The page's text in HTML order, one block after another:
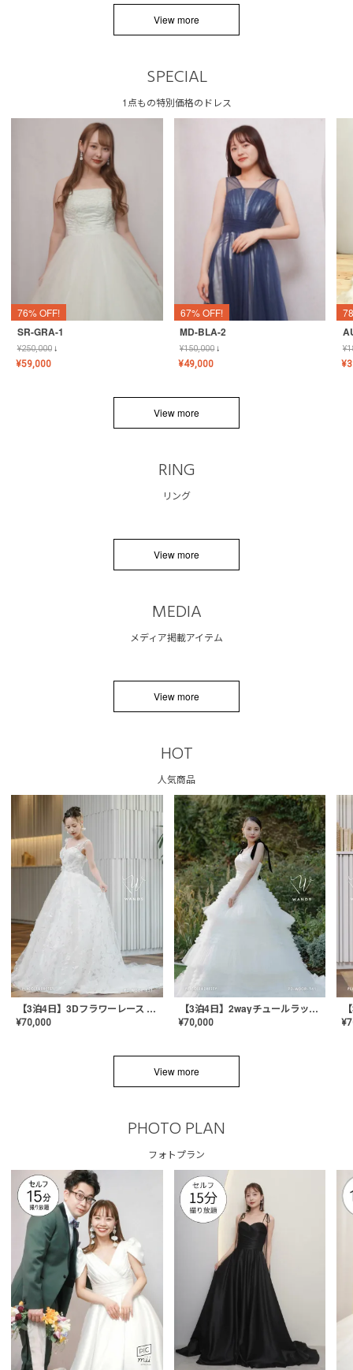
View more
SPECIAL
1点もの特別価格のドレス
76% OFF!
SR-GRA-1
¥250,000↓
¥59,000
67% OFF!
MD-BLA-2
¥150,000↓
¥49,000
¥
¥
View more
RING
リング
View more
MEDIA
メディア掲載アイテム
View more
HOT
人気商品
【3泊4日】3Dフラワーレース ドレス〈PD-WDOR-331〉
¥70,000
【3泊4日】2wayチュールラッフルドレス〈PD-WDOR-341RTL〉
¥70,000 ¥
View more
PHOTO PLAN
フォトプラン